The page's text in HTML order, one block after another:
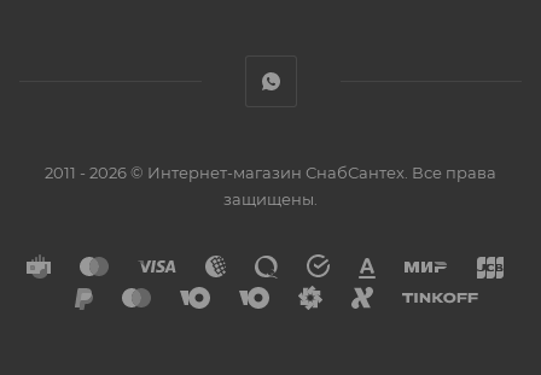
2011 - 2026 © Интернет-магазин СнабСантех. Все права
защищены.